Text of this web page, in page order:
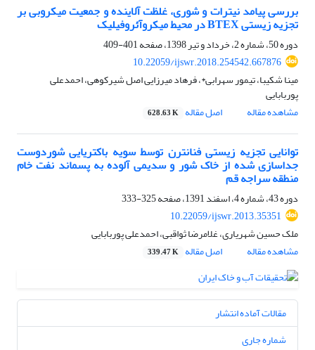
بررسی پیامد نیترات و شوری، غلظت آلاینده و جمعیت میکروبی بر
تجزیه زیستی BTEX در محیط میکروآئروفیلیک
دوره 50، شماره 2، خرداد و تیر 1398، صفحه
401-409
10.22059/ijswr.2018.254542.667876
مینا شکیبا، تیمور سهرابی*، فرهاد میرزایی اصل شیرکوهی، احمدعلی
پوربابایی
مشاهده مقاله
اصل مقاله 628.63 K
توانایی تجزیه زیستی فنانترن توسط سویه باکتریایی شوردوست
جداسازی شده از خاک شور و سدیمی آلوده به پسماند نفت خام
منطقه سراجه قم
دوره 43، شماره 4، اسفند 1391، صفحه
325-333
10.22059/ijswr.2013.35351
ملک حسین شهریاری، غلامرضا ثواقبی، احمدعلی پوربابایی
مشاهده مقاله
اصل مقاله 339.47 K
مقالات آماده انتشار
شماره جاری